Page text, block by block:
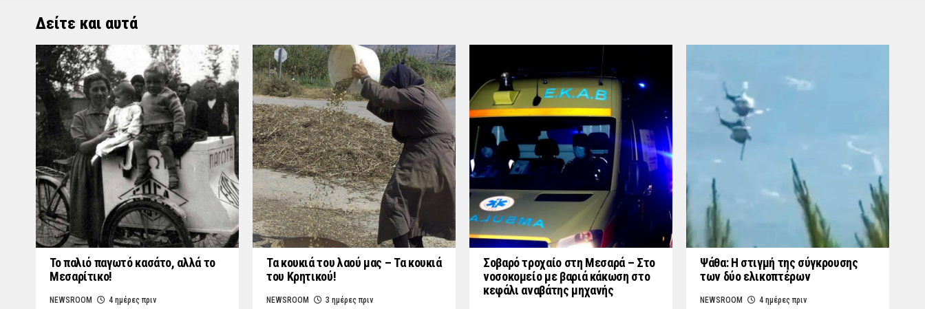
Δείτε και αυτά
Το παλιό παγωτό κασάτο, αλλά το
Μεσαρίτικο!
NEWSROOM 4 ημέρες πριν
Τα κουκιά του λαού μας – Τα κουκιά
του Κρητικού!
NEWSROOM 3 ημέρες πριν
Σοβαρό τροχαίο στη Μεσαρά – Στο
νοσοκομείο με βαριά κάκωση στο
κεφάλι αναβάτης μηχανής
Ψάθα: Η στιγμή της σύγκρουσης
των δύο ελικοπτέρων
NEWSROOM 4 ημέρες πριν